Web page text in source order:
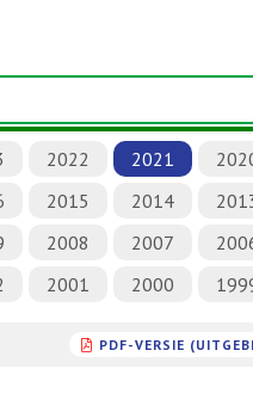
2022 2021
2015 2014
2008 2007
2001 2000
PDF-VERSIE